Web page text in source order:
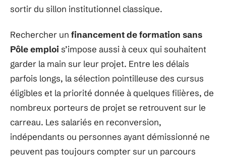
sortir du sillon institutionnel classique.
Rechercher un financement de formation sans
Pôle emploi s’impose aussi à ceux qui souhaitent
garder la main sur leur projet. Entre les délais
parfois longs, la sélection pointilleuse des cursus
éligibles et la priorité donnée à quelques filières, de
nombreux porteurs de projet se retrouvent sur le
carreau. Les salariés en reconversion,
indépendants ou personnes ayant démissionné ne
peuvent pas toujours compter sur un parcours